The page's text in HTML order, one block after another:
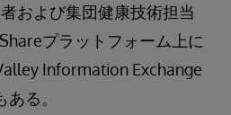
および集団健康技術担当
プラットフォーム上に
Information Exchange
る。